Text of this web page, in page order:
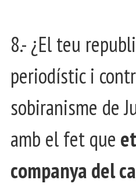
8.- ¿El teu
periodístic i
sobiranisme de
amb el fet que
companya del